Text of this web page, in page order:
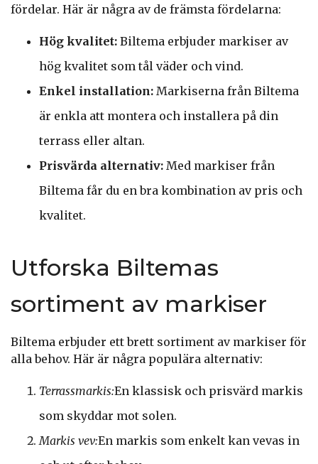
fördelar. Här är några av de främsta fördelarna:
Hög kvalitet: Biltema erbjuder markiser av
hög kvalitet som tål väder och vind.
Enkel installation: Markiserna från Biltema
är enkla att montera och installera på din
terrass eller altan.
Prisvärda alternativ: Med markiser från
Biltema får du en bra kombination av pris och
kvalitet.
Utforska Biltemas
sortiment av markiser
Biltema erbjuder ett brett sortiment av markiser för
alla behov. Här är några populära alternativ:
Terrassmarkis:En klassisk och prisvärd markis
som skyddar mot solen.
Markis vev:En markis som enkelt kan vevas in